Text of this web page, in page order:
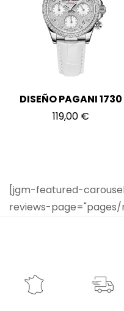
DISEÑO PAGANI 1730
119,00 €
[jgm-featured-
reviews-page="pages/